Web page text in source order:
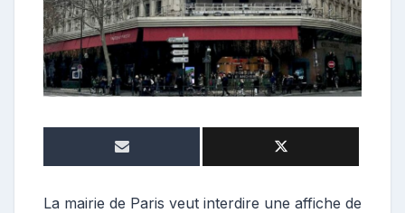
i
c
e
La mairie de Paris veut interdire une affiche de